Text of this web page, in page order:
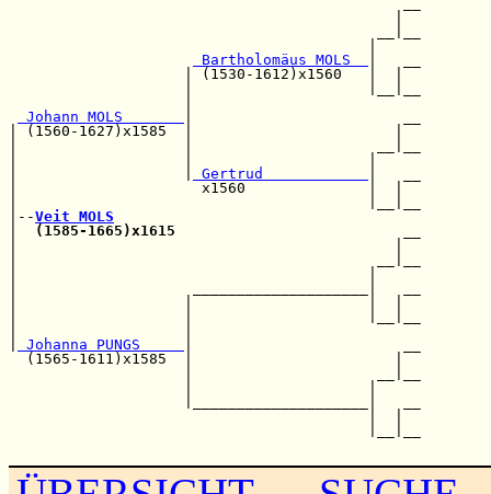
Bartholomäus MOLS
                    | (1530-1612)x1560   |  |
Johann MOLS
| (1560-1627)x1585  |                       |
Gertrud
|                     x1560              |  |
|--Veit MOLS
(1585-1665)x1615
Johanna PUNGS
  (1565-1611)x1585  |                       |